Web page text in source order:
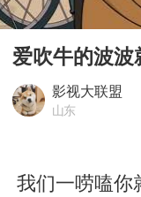
Play
00:00
爱吹牛的波
影视大联盟
山东
我们一唠嗑你